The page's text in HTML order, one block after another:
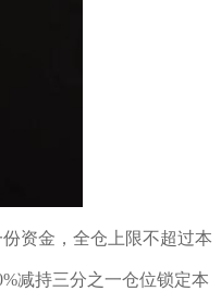
资金，全仓上限不超过本
减持三分之一仓位锁定本